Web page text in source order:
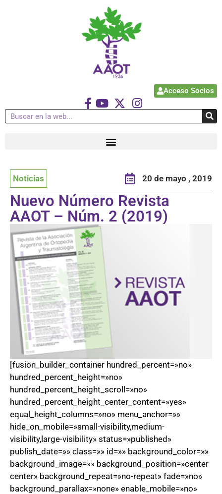
Acceso Socios
Noticias 20 de mayo , 2019
Nuevo Número Revista
AAOT – Núm. 2 (2019)
[fusion_builder_container hundred_percent=»no»
hundred_percent_height=»no»
hundred_percent_height_scroll=»no»
hundred_percent_height_center_content=»yes»
equal_height_columns=»no» menu_anchor=»»
hide_on_mobile=»small-visibility,medium-
visibility,large-visibility» status=»published»
publish_date=»» class=»» id=»» background_color=»»
background_image=»» background_position=»center
center» background_repeat=»no-repeat» fade=»no»
background_parallax=»none» enable_mobile=»no»